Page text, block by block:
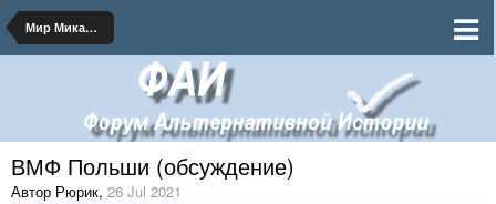
Мир Микашевичского Мира
ВМФ Польши (обсуждение)
Автор Рюрик, 26 Jul 2021